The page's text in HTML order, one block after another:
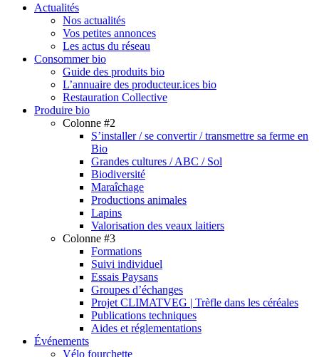
Close
Actualités
Nos actualités
Vos petites annonces
Les actus du réseau
Consommer bio
Guide des produits bio
L’annuaire des producteur.ices bio
Restauration Collective
Produire bio
Colonne #2
S’installer / se convertir / transmettre sa ferme en
Bio
Grandes cultures / ABC / Sol
Biodiversité
Maraîchage
Productions animales
Lapins
Valorisation des veaux laitiers
Colonne #3
Formations
Suivi individuel
Essais Paysans
Groupes d’échanges
Projet CLIMATVEG | Trèfle dans les céréales
Publications techniques
Aides et réglementations
Événements
Vélo fourchette